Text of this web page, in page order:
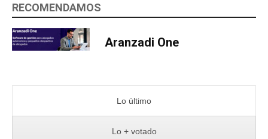
RECOMENDAMOS
Aranzadi One
Lo último
Lo + votado